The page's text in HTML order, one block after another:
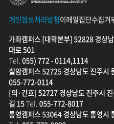
개인정보처리방침이메일집단수집거
가좌캠퍼스 [대학본부] 52828 경상
대로 501
Tel.055) 772 - 0114,1114
칠암캠퍼스 52725 경상남도 진주시
055-772-0114
[의·간호] 52727 경상남도 진주시
길 15Tel.055-772-8017
통영캠퍼스 53064 경상남도 통영시